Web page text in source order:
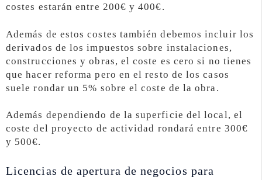
costes estarán entre 200€ y 400€.
Además de estos costes también debemos incluir los
derivados de los impuestos sobre instalaciones,
construcciones y obras, el coste es cero si no tienes
que hacer reforma pero en el resto de los casos
suele rondar un 5% sobre el coste de la obra.
Además dependiendo de la superficie del local, el
coste del proyecto de actividad rondará entre 300€
y 500€.
Licencias de apertura de negocios para